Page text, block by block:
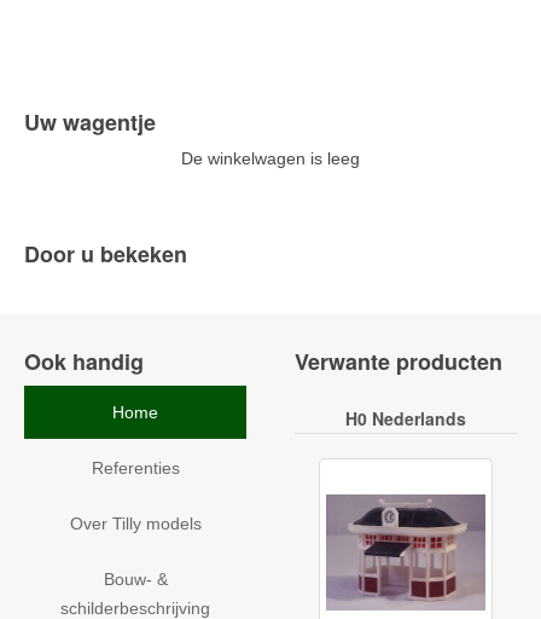
Uw wagentje
De winkelwagen is leeg
Door u bekeken
Ook handig
Home
Referenties
Over Tilly models
Bouw- &
schilderbeschrijving
Verwante producten
H0 Nederlands